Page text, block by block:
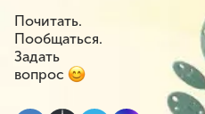
Почитать.
Пообщаться.
Задать
вопрос